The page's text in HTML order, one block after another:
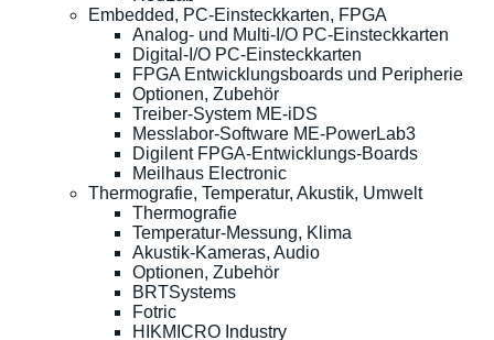
Embedded, PC-Einsteckkarten, FPGA
Analog- und Multi-I/O PC-Einsteckkarten
Digital-I/O PC-Einsteckkarten
FPGA Entwicklungsboards und Peripherie
Optionen, Zubehör
Treiber-System ME-iDS
Messlabor-Software ME-PowerLab3
Digilent FPGA-Entwicklungs-Boards
Meilhaus Electronic
Thermografie, Temperatur, Akustik, Umwelt
Thermografie
Temperatur-Messung, Klima
Akustik-Kameras, Audio
Optionen, Zubehör
BRTSystems
Fotric
HIKMICRO Industry